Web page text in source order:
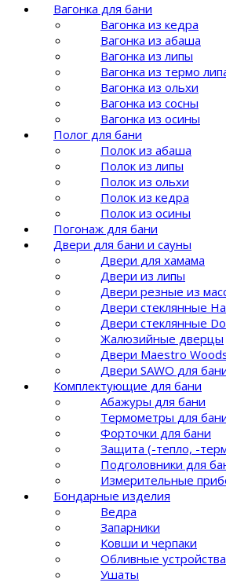
Вагонка для бани
Вагонка из кедра
Вагонка из абаша
Вагонка из липы
Вагонка из термо
Вагонка из ольхи
Вагонка из сосны
Вагонка из осины
Полог для бани
Полок из абаша
Полок из липы
Полок из ольхи
Полок из кедра
Полок из осины
Погонаж для бани
Двери для бани и сауны
Двери для хамама
Двери из липы
Двери резные из
Двери стеклянные
Двери стеклянные
Жалюзийные дверцы
Двери Maestro
Двери SAWO для
Комплектующие для бани
Абажуры для бани
Термометры для
Форточки для бани
Защита (-тепло, -
Подголовники для
Измерительные
Бондарные изделия
Ведра
Запарники
Ковши и черпаки
Обливные устройства
Ушаты